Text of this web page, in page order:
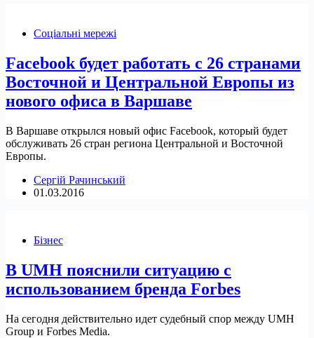
Соціальні мережі
Facebook будет работать с 26 странами
Восточной и Центральной Европы из
нового офиса в Варшаве
В Варшаве открылся новый офис Facebook, который будет
обслуживать 26 стран региона Центральной и Восточной
Европы.
Сергій Рачинський
01.03.2016
Бізнес
В UMH пояснили ситуацию с
использованием бренда Forbes
На сегодня действительно идет судебный спор между UMH
Group и Forbes Media.